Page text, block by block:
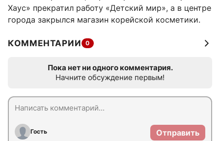
Хаус» прекратил работу «Детский мир», а в центре
города закрылся магазин корейской косметики.
КОММЕНТАРИИ 0
Пока нет ни одного комментария.
Начните обсуждение первым!
Гость Отправить